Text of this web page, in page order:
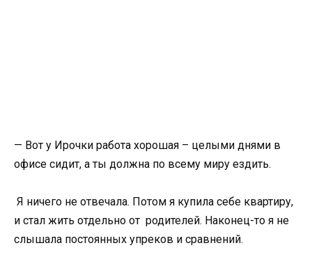
— Вот у Ирочки работа хорошая – целыми днями в
офисе сидит, а ты должна по всему миру ездить.
Я ничего не отвечала. Потом я купила себе квартиру,
и стал жить отдельно от родителей. Наконец-то я не
слышала постоянных упреков и сравнений.